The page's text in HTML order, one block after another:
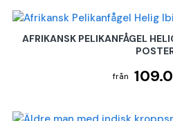
AFRIKANSK PELIKANFÅGEL